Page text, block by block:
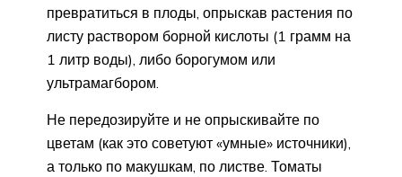
превратиться в плоды, опрыскав растения по
листу раствором борной кислоты (1 грамм на
1 литр воды), либо борогумом или
ультрамагбором.
Не передозируйте и не опрыскивайте по
цветам (как это советуют «умные» источники),
а только по макушкам, по листве. Томаты